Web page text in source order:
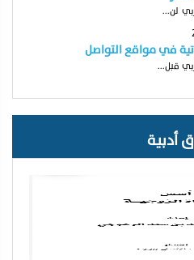
لن...
في مواقع التواصل
قبل...
أدبية